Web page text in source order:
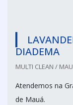
DIADEMA
MULTI CLEAN /
Atendemos na
de Mauá.